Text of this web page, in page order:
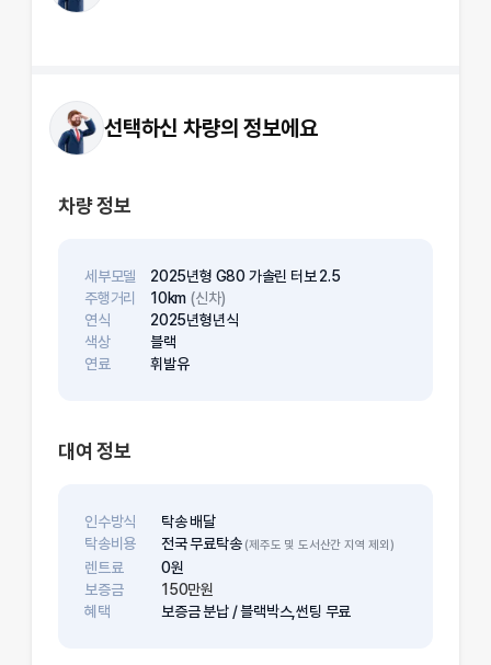
선택하신 차량의 정보에요
차량 정보
세부모델
2025년형 G80 가솔린 터보 2.5
주행거리
10km (신차)
연식
2025년형년식
색상
블랙
연료
휘발유
대여 정보
인수방식
탁송 배달
탁송비용
전국 무료탁송 (제주도 및 도서산간 지역 제외)
렌트료 0원
보증금
150만원
혜택
보증금 분납 / 블랙박스,썬팅 무료